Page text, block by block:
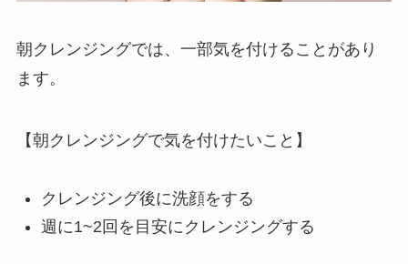
朝クレンジングでは、一部気を付けることがあり
ます。
【朝クレンジングで気を付けたいこと】
クレンジング後に洗顔をする
週に1~2回を目安にクレンジングする